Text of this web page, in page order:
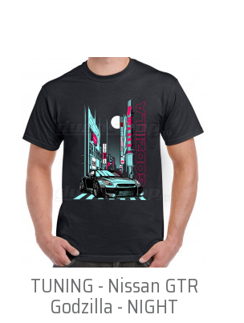
TUNING - Nissan GTR
Godzilla - NIGHT